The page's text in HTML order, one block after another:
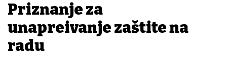
Priznanje za
unapređivanje zaštite na
radu